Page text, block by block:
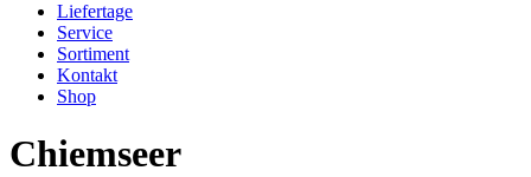
Liefertage
Service
Sortiment
Kontakt
Shop
Chiemseer